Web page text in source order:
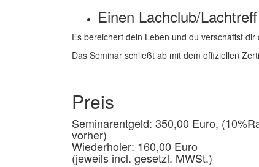
Einen Lachclub/
Es bereichert dein Leben und du verschaffst
Das Seminar schließt ab mit dem offiziellen
Preis
Seminarentgeld: 350,00 Euro,
vorher)
Wiederholer: 160,00 Euro
(jeweils incl. gesetzl. MWSt.)